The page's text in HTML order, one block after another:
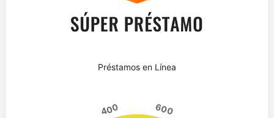
Préstamos en Línea
400 600